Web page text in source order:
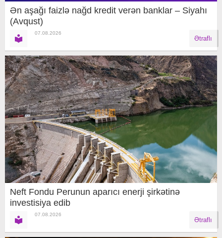
Ən aşağı faizlə nağd kredit verən banklar – Siyahı
(Avqust)
07.08.2026
Ətraflı
Neft Fondu Perunun aparıcı enerji şirkətinə
investisiya edib
07.08.2026
Ətraflı